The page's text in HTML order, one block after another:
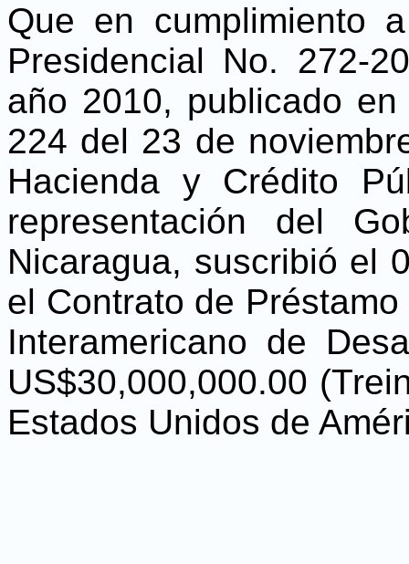
Que en cumplimiento
Presidencial No. 272-
año 2010, publicado
224 del 23 de
Hacienda y Crédito
representación del
Nicaragua, suscribió el
el Contrato de
Interamericano de
US$30,000,000.00
Estados Unidos de